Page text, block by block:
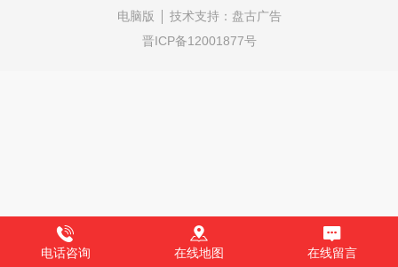
电脑版
技术支持： 盘古广告
晋ICP备12001877号
电话咨询 在线地图 在线留言